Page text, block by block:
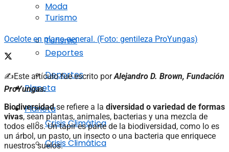
Turismo
Deportes
Planeta
Crisis Climática
Moda
Turismo
Deportes
Planeta
Crisis Climática
Ocelote en plano general. (Foto: gentileza ProYungas)
✍️Este artículo fue escrito porAlejandro D. Brown, Fundación
ProYungas.
Biodiversidadse refiere a la diversidad o variedad de formas
vivas, sean plantas, animales, bacterias y una mezcla de
todos ellos. Un tapir es parte de la biodiversidad, como lo es
un árbol, un pasto, un insecto o una bacteria que enriquece
nuestros suelos.